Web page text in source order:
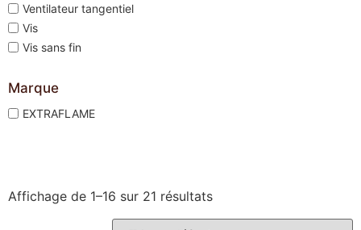
Ventilateur tangentiel
Vis
Vis sans fin
Marque
EXTRAFLAME
Affichage de 1–16 sur 21 résultats